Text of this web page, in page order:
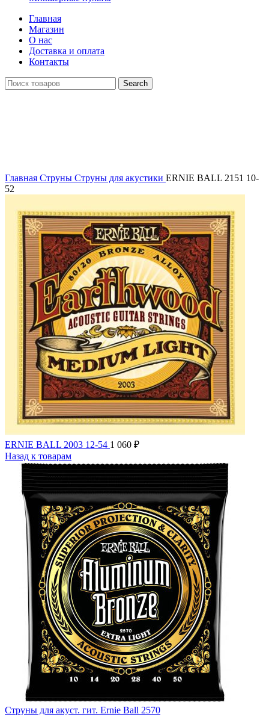
Главная
Магазин
О нас
Доставка и оплата
Контакты
Search
Главная Струны Струны для акустики ERNIE BALL 2151 10-
52
ERNIE BALL 2003 12-54 1 060 ₽
Назад к товарам
Cтруны для акуст. гит. Ernie Ball 2570